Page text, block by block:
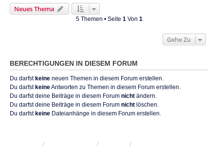
Neues Thema
5 Themen • Seite 1Von 1
Gehe Zu
BERECHTIGUNGEN IN DIESEM FORUM
Du darfstkeine neuen Themen in diesem Forum erstellen.
Du darfstkeineAntworten zu Themen in diesem Forum erstellen.
Du darfst deine Beiträge in diesem Forum nicht ändern.
Du darfst deine Beiträge in diesem Forum nicht löschen.
Du darfstkeine Dateianhänge in diesem Forum erstellen.